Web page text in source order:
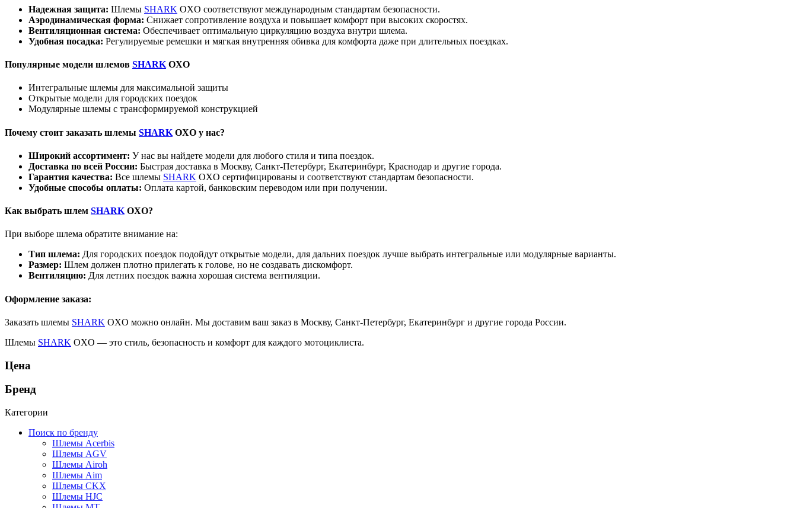
Надежная защита: Шлемы SHARK OXO соответствуют международным стандартам безопасности.
Аэродинамическая форма: Снижает сопротивление воздуха и повышает комфорт при высоких скоростях.
Вентиляционная система: Обеспечивает оптимальную циркуляцию воздуха внутри шлема.
Удобная посадка: Регулируемые ремешки и мягкая внутренняя обивка для комфорта даже при длительных поездках.
Популярные модели шлемов SHARK OXO
Интегральные шлемы для максимальной защиты
Открытые модели для городских поездок
Модулярные шлемы с трансформируемой конструкцией
Почему стоит заказать шлемы SHARK OXO у нас?
Широкий ассортимент: У нас вы найдете модели для любого стиля и типа поездок.
Доставка по всей России: Быстрая доставка в Москву, Санкт-Петербург, Екатеринбург, Краснодар и другие города.
Гарантия качества: Все шлемы SHARK OXO сертифицированы и соответствуют стандартам безопасности.
Удобные способы оплаты: Оплата картой, банковским переводом или при получении.
Как выбрать шлем SHARK OXO?
При выборе шлема обратите внимание на:
Тип шлема: Для городских поездок подойдут открытые модели, для дальних поездок лучше выбрать интегральные или модулярные варианты.
Размер: Шлем должен плотно прилегать к голове, но не создавать дискомфорт.
Вентиляцию: Для летних поездок важна хорошая система вентиляции.
Оформление заказа:
Заказать шлемы SHARK OXO можно онлайн. Мы доставим ваш заказ в Москву, Санкт-Петербург, Екатеринбург и другие города России.
Шлемы SHARK OXO — это стиль, безопасность и комфорт для каждого мотоциклиста.
Цена
Бренд
Категории
Поиск по бренду
Шлемы Acerbis
Шлемы AGV
Шлемы Airoh
Шлемы Aim
Шлемы CKX
Шлемы HJC